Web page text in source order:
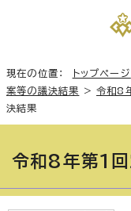
現在の位置： トップページ
案等の議決結果
>令和8
決結果
令和8年第1回